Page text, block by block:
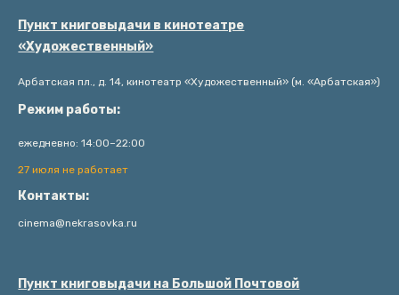
Пункт книговыдачи в кинотеатре
«Художественный»
Арбатская пл., д. 14, кинотеатр «Художественный» (м. «Арбатская»)
Режим работы:
ежедневно: 14:00–22:00
27 июля не работает
Контакты:
cinema@nekrasovka.ru
Пункт книговыдачи на Большой Почтовой